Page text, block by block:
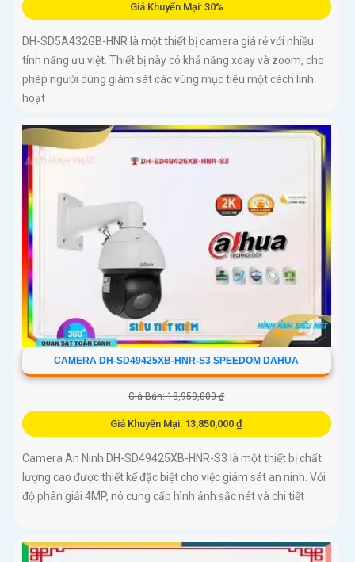
Giá Khuyến Mại: 30%
DH-SD5A432GB-HNR là một thiết bị camera giá rẻ với nhiều
tính năng ưu việt. Thiết bị này có khả năng xoay và zoom, cho
phép người dùng giám sát các vùng mục tiêu một cách linh
hoạt
CAMERA DH-SD49425XB-HNR-S3 SPEEDOM DAHUA
Giá Bán: 18,950,000 ₫
Giá Khuyến Mại: 13,850,000 ₫
Camera An Ninh DH-SD49425XB-HNR-S3 là một thiết bị chất
lượng cao được thiết kế đặc biệt cho việc giám sát an ninh. Với
độ phân giải 4MP, nó cung cấp hình ảnh sắc nét và chi tiết